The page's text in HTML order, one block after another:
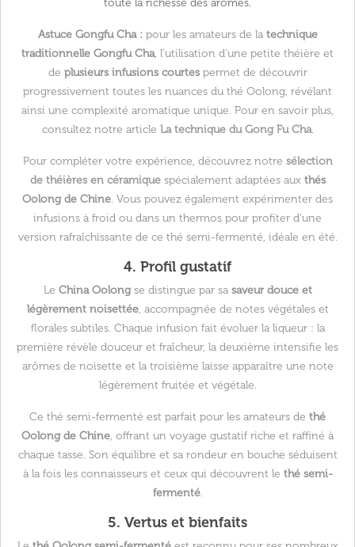
toute la richesse des arômes.
Astuce Gongfu Cha : pour les amateurs de la technique
traditionnelle Gongfu Cha, l’utilisation d’une petite théière et
de plusieurs infusions courtespermet de découvrir
progressivement toutes les nuances du thé Oolong, révélant
ainsi une complexité aromatique unique. Pour en savoir plus,
consultez notre article La technique du Gong Fu Cha.
Pour compléter votre expérience, découvrez notre sélection
de théières en céramiquespécialement adaptées aux thés
Oolong de Chine. Vous pouvez également expérimenter des
infusions à froid ou dans un thermos pour profiter d’une
version rafraîchissante de ce thé semi-fermenté, idéale en été.
4. Profil gustatif
Le China Oolongse distingue par sa saveur douce et
légèrement noisettée, accompagnée de notes végétales et
florales subtiles. Chaque infusion fait évoluer la liqueur : la
première révèle douceur et fraîcheur, la deuxième intensifie les
arômes de noisette et la troisième laisse apparaître une note
légèrement fruitée et végétale.
Ce thé semi-fermenté est parfait pour les amateurs de thé
Oolong de Chine, offrant un voyage gustatif riche et raffiné à
chaque tasse. Son équilibre et sa rondeur en bouche séduisent
à la fois les connaisseurs et ceux qui découvrent le thé semi-
fermenté.
5. Vertus et bienfaits